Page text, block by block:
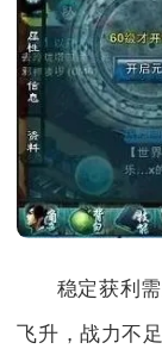
稳定获利
飞升，战力不